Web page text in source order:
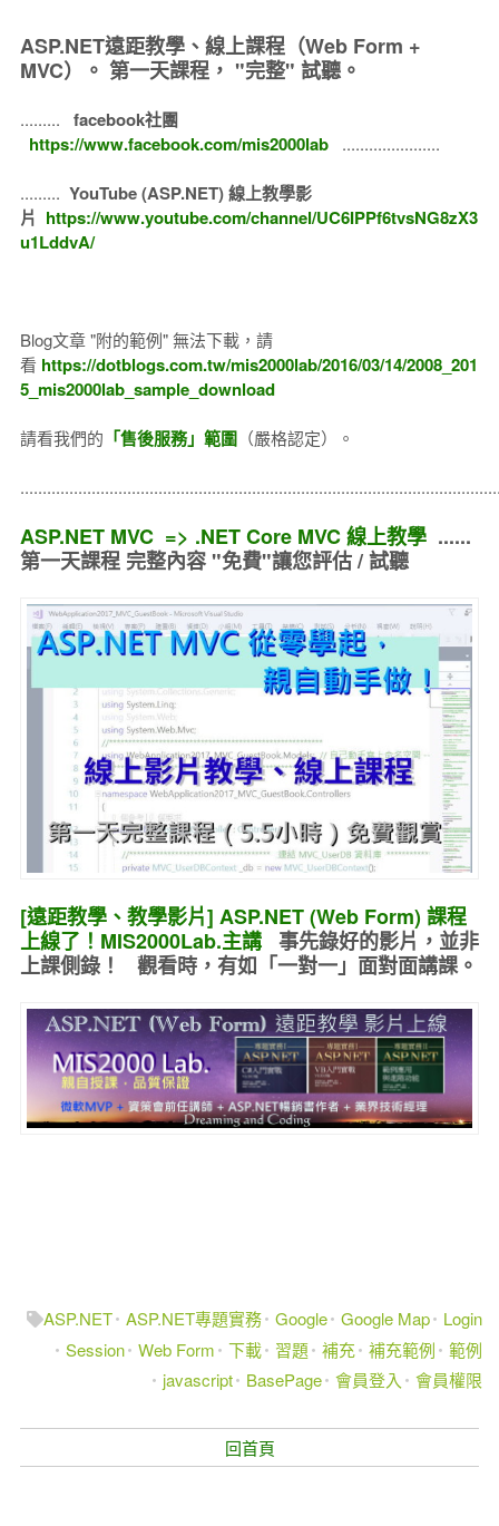
ASP.NET遠距教學、線上課程（Web Form +
MVC）。 第一天課程， "完整" 試聽。
.........
facebook社團
https://www.facebook.com/mis2000lab
......................
......... YouTube (ASP.NET) 線上教學影
片 https://www.youtube.com/channel/UC6IPPf6tvsNG8zX3
u1LddvA/
Blog文章 "附的範例" 無法下載，請
看 https://dotblogs.com.tw/mis2000lab/2016/03/14/2008_201
5_mis2000lab_sample_download
請看我們的 「售後服務」範圍（嚴格認定）。
ASP.NET MVC => .NET Core MVC 線上教學......
第一天課程 完整內容 "免費"讓您評估 / 試聽
[遠距教學、教學影片] ASP.NET (Web Form) 課程
上線了！MIS2000Lab.主講 事先錄好的影片，並非
上課側錄！ 觀看時，有如 「一對一」面對面講課。
ASP.NET ASP.NET專題實務 Google Google Map
Login
Session Web Form 下載 習題 補充 補充範例
範例
javascript
BasePage 會員登入 會員權限
回首頁